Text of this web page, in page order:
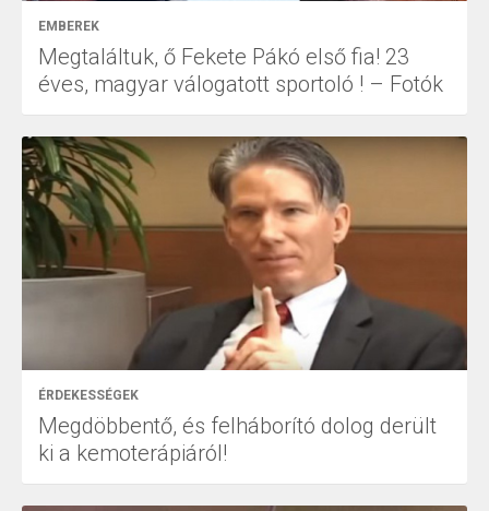
EMBEREK
Megtaláltuk, ő Fekete Pákó első fia! 23
éves, magyar válogatott sportoló ! – Fotók
ÉRDEKESSÉGEK
Megdöbbentő, és felháborító dolog derült
ki a kemoterápiáról!